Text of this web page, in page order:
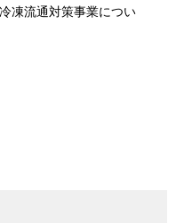
凍流通対策事業につい